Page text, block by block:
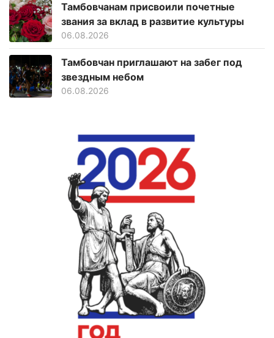
Тамбовчанам присвоили почетные
звания за вклад в развитие культуры
06.08.2026
Тамбовчан приглашают на забег под
звездным небом
06.08.2026